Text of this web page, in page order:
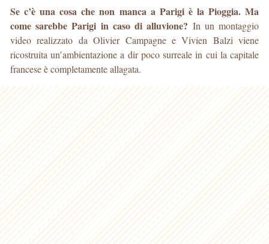
Se c’è una cosa che non manca a Parigi è la Pioggia. Ma
come sarebbe Parigi in caso di alluvione? In un montaggio
video realizzato da Olivier Campagne e Vivien Balzi viene
ricostruita un’ambientazione a dir poco surreale in cui la capitale
francese è completamente allagata.